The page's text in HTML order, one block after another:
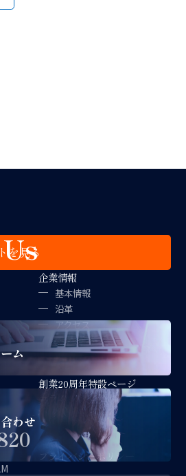
ム
わせ
を見る
企業情報
基本情報
沿革
アクセス
拠点紹介
経営理念
創業20周年特設ページ
コラム
採用情報
サポート情報
お問い合わせ
プライバシーポリシー